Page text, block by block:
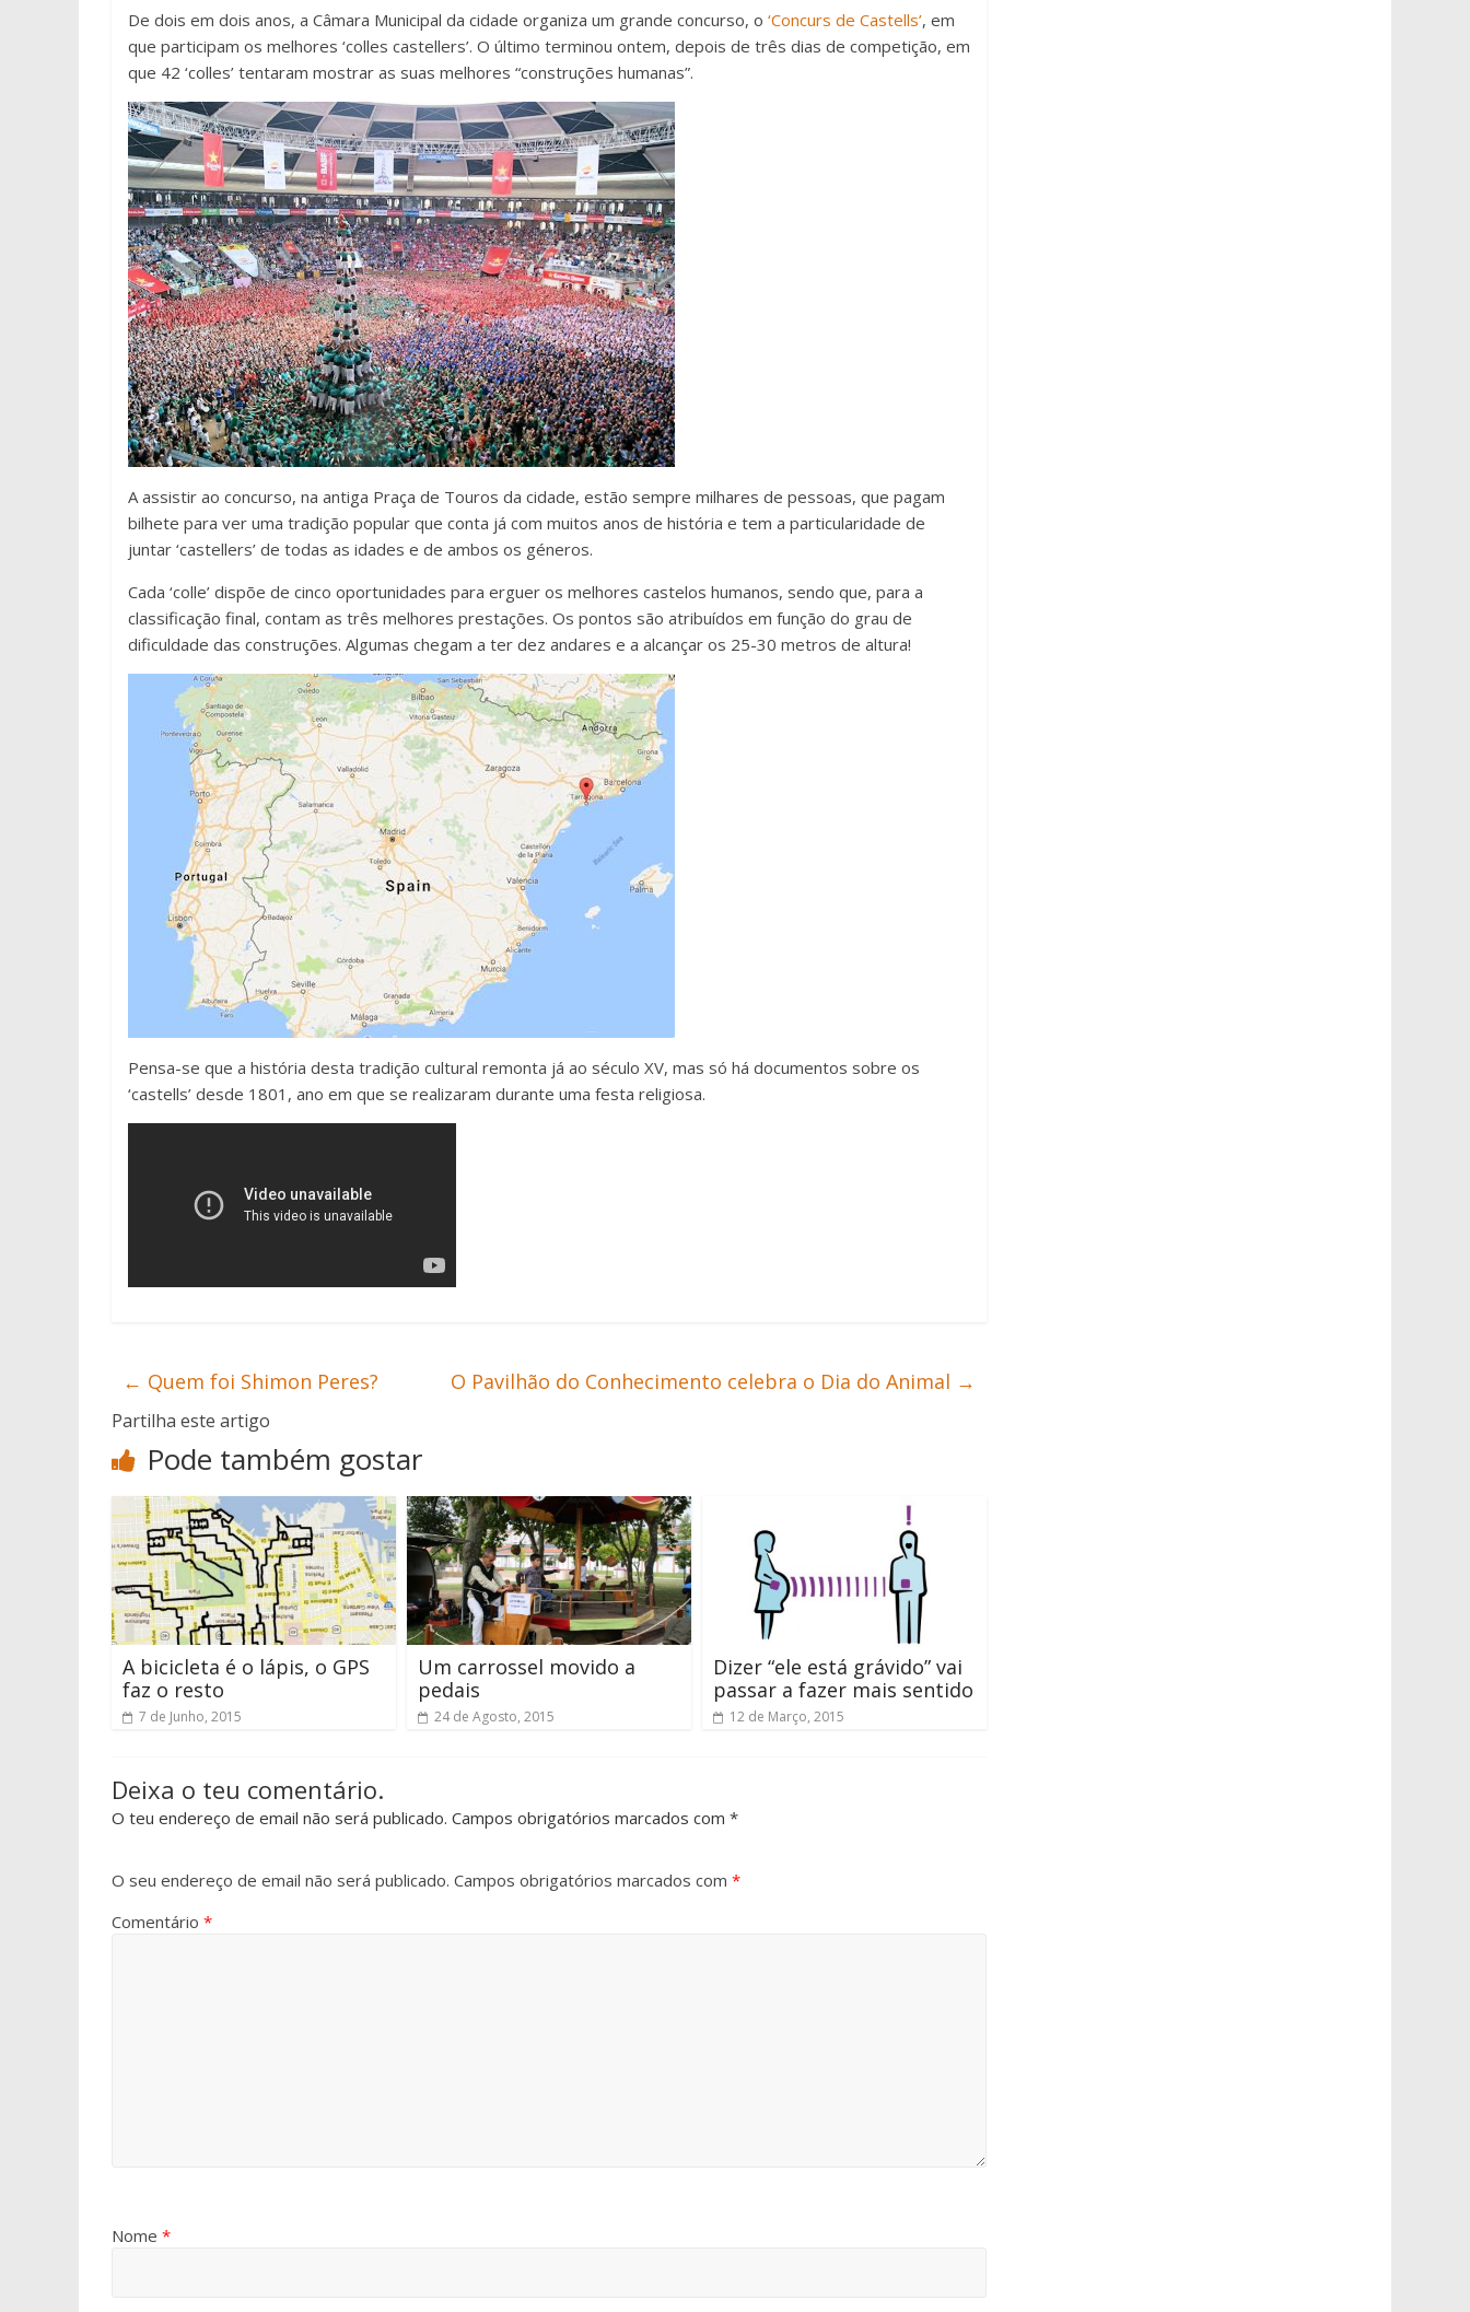
De dois em dois anos, a Câmara Municipal da cidade organiza um grande concurso, o ‘Concurs de Castells’, em
que participam os melhores ‘colles castellers’. O último terminou ontem, depois de três dias de competição, em
que 42 ‘colles’ tentaram mostrar as suas melhores “construções humanas”.
A assistir ao concurso, na antiga Praça de Touros da cidade, estão sempre milhares de pessoas, que pagam
bilhete para ver uma tradição popular que conta já com muitos anos de história e tem a particularidade de
juntar ‘castellers’ de todas as idades e de ambos os géneros.
Cada ‘colle’ dispõe de cinco oportunidades para erguer os melhores castelos humanos, sendo que, para a
classificação final, contam as três melhores prestações. Os pontos são atribuídos em função do grau de
dificuldade das construções. Algumas chegam a ter dez andares e a alcançar os 25-30 metros de altura!
Pensa-se que a história desta tradição cultural remonta já ao século XV, mas só há documentos sobre os
‘castells’ desde 1801, ano em que se realizaram durante uma festa religiosa.
← Quem foi Shimon Peres? O Pavilhão do Conhecimento celebra o Dia do Animal →
Partilha este artigo
Pode também gostar
A bicicleta é o lápis, o GPS
faz o resto
7 de Junho, 2015
Um carrossel movido a
pedais
24 de Agosto, 2015
Dizer “ele está grávido” vai
passar a fazer mais sentido
12 de Março, 2015
Deixa o teu comentário.
O teu endereço de email não será publicado. Campos obrigatórios marcados com *
O seu endereço de email não será publicado. Campos obrigatórios marcados com *
Comentário *
Nome *